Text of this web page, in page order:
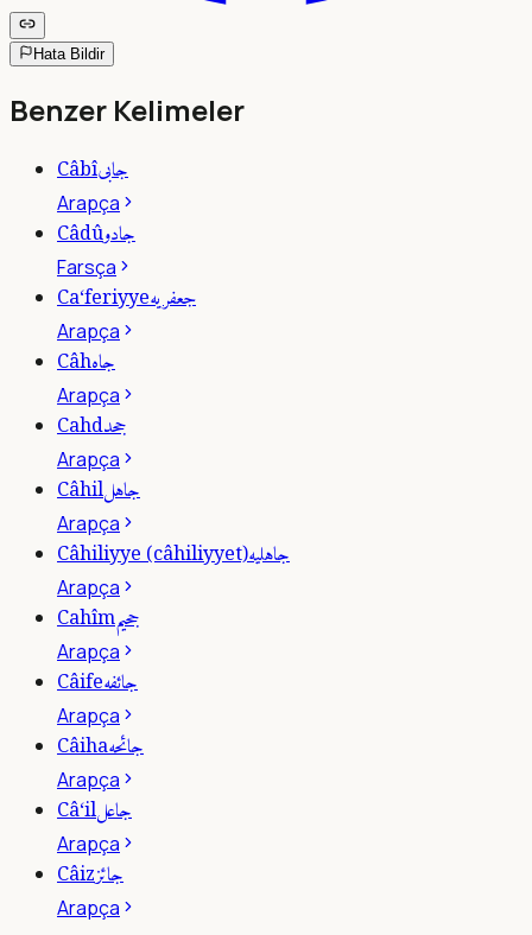
Hata Bildir
Benzer Kelimeler
Câbîجابى
Arapça
Câdûجادو
Farsça
Ca‘feriyyeجعفريه
Arapça
Câhجاه
Arapça
Cahdجحد
Arapça
Câhilجاهل
Arapça
Câhiliyye (câhiliyyet)جاهليه
Arapça
Cahîmجحيم
Arapça
Câifeجائفه
Arapça
Câihaجائحه
Arapça
Câ‘ilجاعل
Arapça
Câizجائز
Arapça